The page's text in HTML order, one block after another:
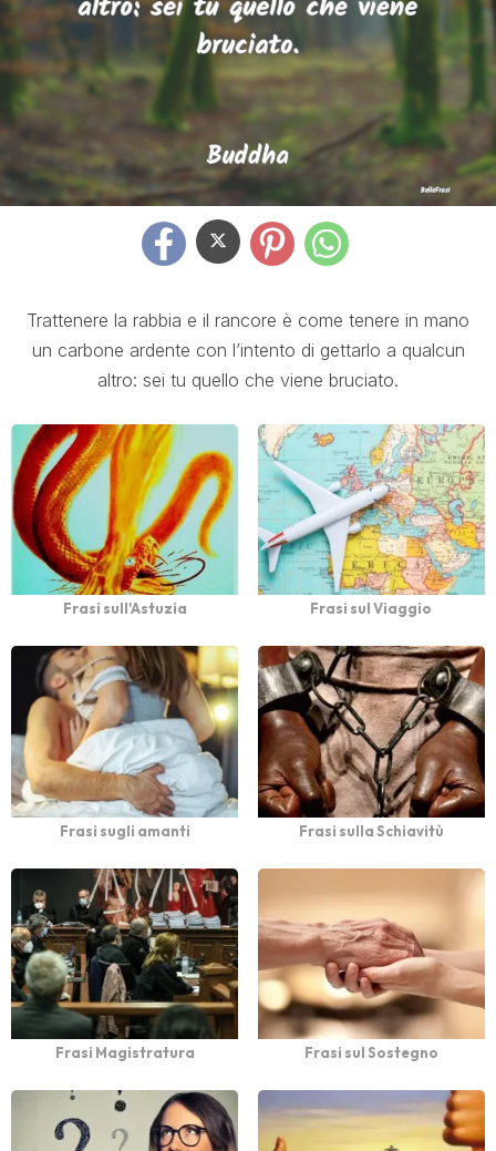
Trattenere la rabbia e il rancore è come tenere in mano
un carbone ardente con l’intento di gettarlo a qualcun
altro: sei tu quello che viene bruciato.
Frasi sull'Astuzia Frasi sul Viaggio
Frasi sugli amanti Frasi sulla Schiavitù
Frasi Magistratura Frasi sul Sostegno